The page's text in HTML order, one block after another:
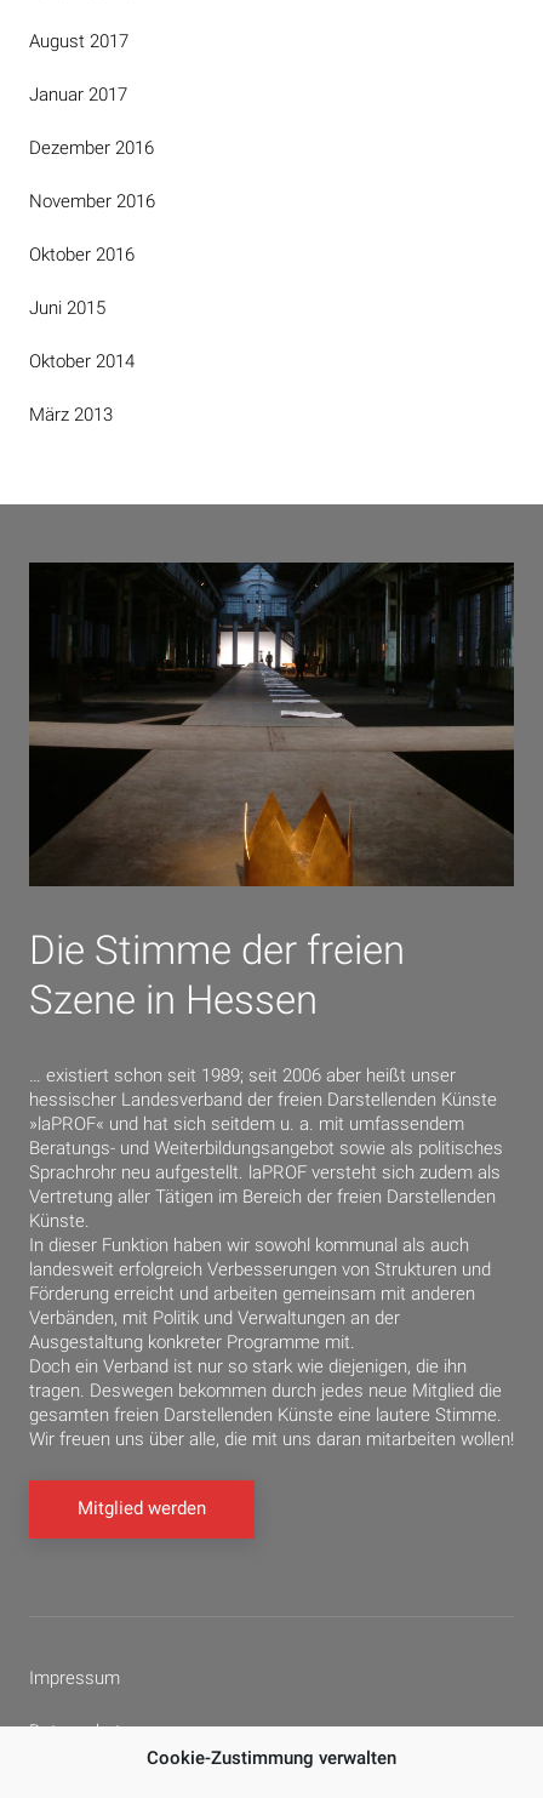
Cookie-Zustimmung verwalten
August 2017
Januar 2017
Dezember 2016
November 2016
Oktober 2016
Juni 2015
Oktober 2014
März 2013
Die Stimme der freien
Szene in Hessen
… existiert schon seit 1989; seit 2006 aber heißt unser
hessischer Landesverband der freien Darstellenden Künste
»laPROF« und hat sich seitdem u. a. mit umfassendem
Beratungs- und Weiterbildungsangebot sowie als politisches
Sprachrohr neu aufgestellt. laPROF versteht sich zudem als
Vertretung aller Tätigen im Bereich der freien Darstellenden
Künste.
In dieser Funktion haben wir sowohl kommunal als auch
landesweit erfolgreich Verbesserungen von Strukturen und
Förderung erreicht und arbeiten gemeinsam mit anderen
Verbänden, mit Politik und Verwaltungen an der
Ausgestaltung konkreter Programme mit.
Doch ein Verband ist nur so stark wie diejenigen, die ihn
tragen. Deswegen bekommen durch jedes neue Mitglied die
gesamten freien Darstellenden Künste eine lautere Stimme.
Wir freuen uns über alle, die mit uns daran mitarbeiten wollen!
Mitglied werden
Impressum
Datenschutz